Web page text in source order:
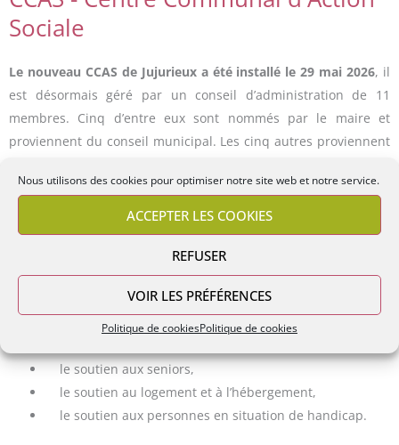
Nous utilisons des cookies pour optimiser notre site web et notre service.
ACCEPTER LES COOKIES
REFUSER
VOIR LES PRÉFÉRENCES
Politique de cookiesPolitique de cookies
Sociale
Le nouveau CCAS de Jujurieux a été installé le 29 mai 2026, il
est désormais géré par un conseil d’administration de 11
membres. Cinq d’entre eux sont nommés par le maire et
proviennent du conseil municipal. Les cinq autres proviennent
Le CCAS est un établissement public communal qui intervient
dans les domaines de l’aide sociale légale et facultative. Le
CCAS mène des actions dans diverses orientations en faveur
des personnes âgées, des familles, des personnes isolées, des
personnes en difficulté et de la jeunesse.
Missions du Centre Social d’Action Social :
le soutien aux seniors,
le soutien au logement et à l’hébergement,
le soutien aux personnes en situation de handicap.